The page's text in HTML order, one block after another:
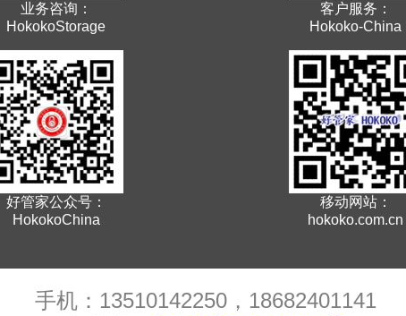
业务咨询：
HokokoStorage
客户服务：
Hokoko-China
好管家公众号：
HokokoChina
移动网站：
hokoko.com.cn
手机：13510142250，18682401141